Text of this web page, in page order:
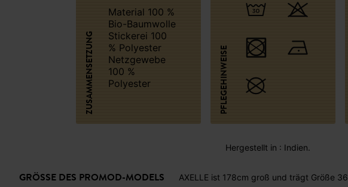
ZUSAMMENSETZUNG
Material 100 %
Bio-Baumwolle
Stickerei 100
% Polyester
Netzgewebe
100 %
Polyester
PFLEGEHINWEISE
Hergestellt in : Indien.
GRÖSSE DES PROMOD-MODELS AXELLE ist 178cm groß und trägt Größe 36